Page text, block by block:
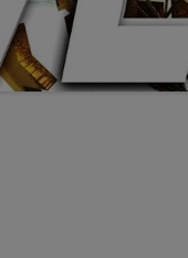
FERNSTUDIUM:
QUANTENHEILUNG TOTAL
FERNSTUDIUM: